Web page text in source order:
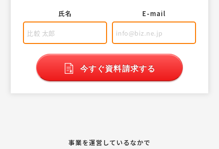
氏名 E-mail
今すぐ資料請求する
事業を運営しているなかで